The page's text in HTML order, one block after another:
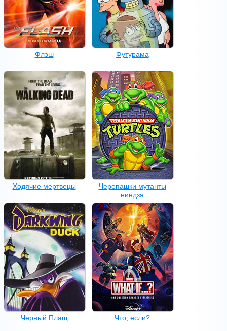
Флэш Футурама
Ходячие мертвецы
Черепашки мутанты
ниндзя
Черный Плащ Что, если?